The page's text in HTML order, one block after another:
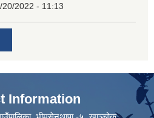
20/2022 - 11:13
Information